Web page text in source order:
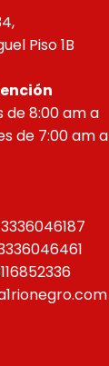
Piso 1B
de 8:00 am a
de 7:00 am a